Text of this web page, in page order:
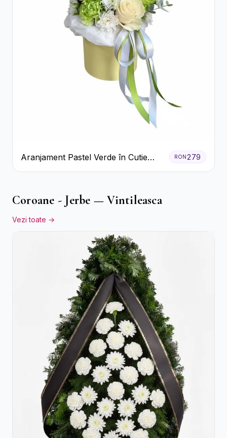
Aranjament Pastel Verde în Cutie
Galben Pal
RON279
Coroane - Jerbe — Vintileasca
Vezi toate →